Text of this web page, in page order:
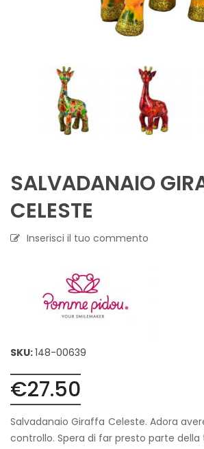
SALVADANAIO
CELESTE
Inserisci il tuo commento
SKU:148-00639
€27.50
Salvadanaio Giraffa Celeste. Adora
controllo. Spera di far presto parte